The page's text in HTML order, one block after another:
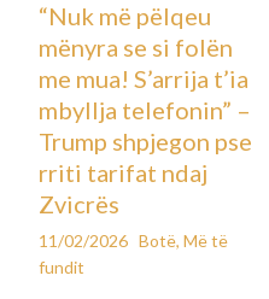
“Nuk më pëlqeu
mënyra se si folën
me mua! S’arrija t’ia
mbyllja telefonin” –
Trump shpjegon pse
rriti tarifat ndaj
Zvicrës
11/02/2026 Botë,Më të
fundit